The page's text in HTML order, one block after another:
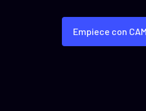
Empiece con